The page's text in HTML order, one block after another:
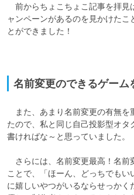
前からちょこちょこ記事を拝見
ャンペーンがあるのを見かけたこ
とができました！
名前変更のできるゲーム
また、あまり名前変更の有無を
たので、私と同じ自己投影型オ
書ければな～と思っていました。
さらには、名前変更最高！名前
ことで、「ほーん、どっちでも
に嬉しいやつがいるならせっか